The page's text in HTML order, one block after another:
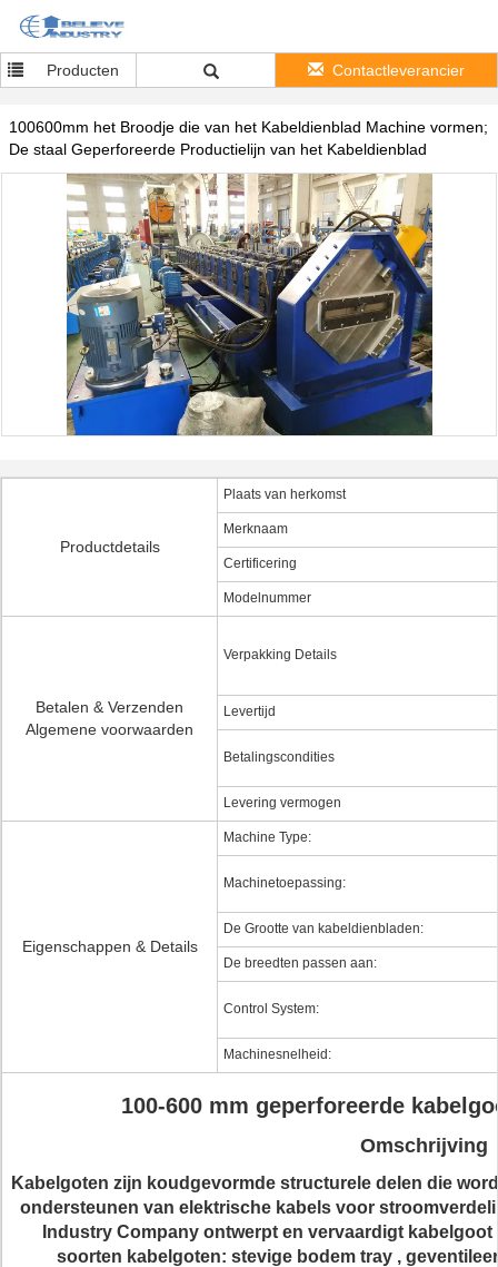
Producten Contactleverancier
100600mm het Broodje die van het Kabeldienblad Machine vormen;
De staal Geperforeerde Productielijn van het Kabeldienblad
Productdetails
Plaats van herkomst
Merknaam
Certificering
Modelnummer
Betalen & Verzenden
Algemene voorwaarden
Verpakking Details
Levertijd
Betalingscondities
Levering vermogen
Eigenschappen & Details
Machine Type:
Machinetoepassing:
De Grootte van kabeldienbladen:
De breedten passen aan:
Control System:
Machinesnelheid:
100-600 mm geperforeerde
Omschrijving
Kabelgoten zijn koudgevormde structurele delen die
ondersteunen van elektrische kabels voor
Industry Company ontwerpt en vervaardigt
soorten kabelgoten: stevige bodem tray ,